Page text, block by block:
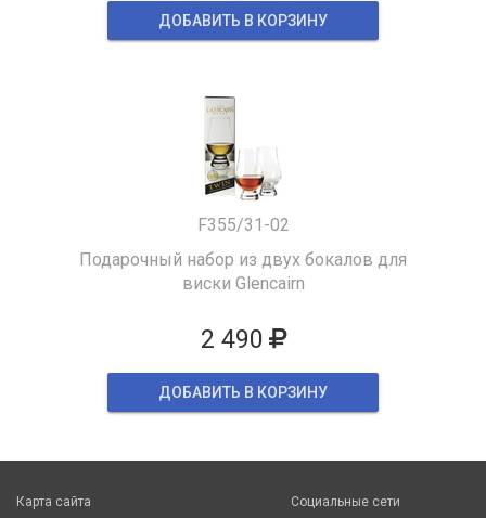
ДОБАВИТЬ В КОРЗИНУ
F355/31-02
Подарочный набор из двух бокалов для
виски Glencairn
2 490
ДОБАВИТЬ В КОРЗИНУ
Карта сайта Социальные сети